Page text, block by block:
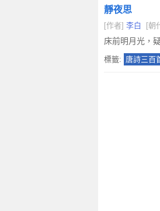
靜夜思
[作者] 李白 [朝
床前明月光，
標籤: 唐詩三百